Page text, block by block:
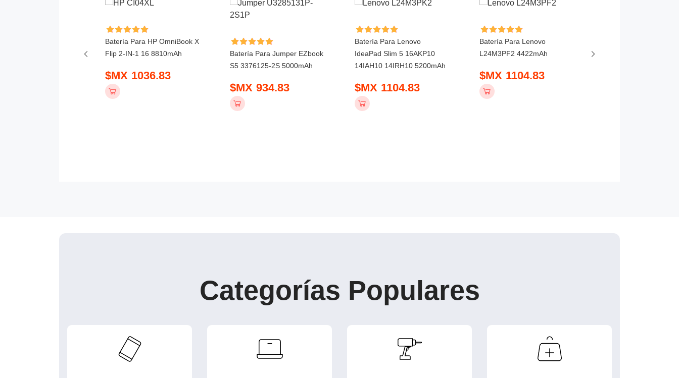
Batería Para HP OmniBook X
Flip 2-IN-1 16 8810mAh
$MX 1036.83
Batería Para Jumper EZbook
S5 3376125-2S 5000mAh
$MX 934.83
Batería Para Lenovo
IdeaPad Slim 5 16AKP10
14IAH10 14IRH10 5200mAh
$MX 1104.83
Batería Para Lenovo
L24M3PF2 4422mAh
$MX 1104.83
Categorías Populares